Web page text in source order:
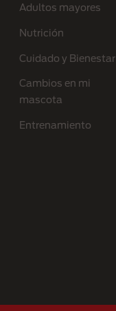
Adultos mayores
Nutrición
Cuidado y Bienestar
Cambios en mi
mascota
Entrenamiento